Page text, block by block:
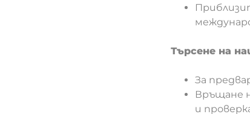
Търсене на
За
Връщане
и